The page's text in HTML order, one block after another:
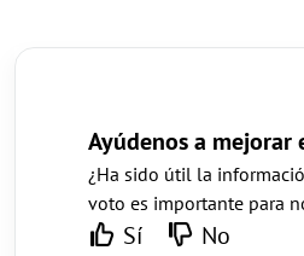
Ayúdenos a mejorar
¿Ha sido útil la
voto es importante para
Sí No